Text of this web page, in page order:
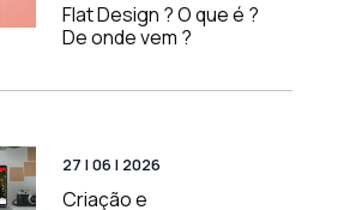
Flat Design ? O que é ?
De onde vem ?
27 | 06 | 2026
Criação e